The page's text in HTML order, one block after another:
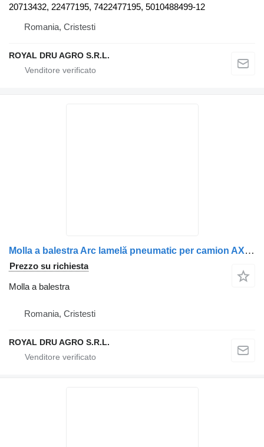
20713432, 22477195, 7422477195, 5010488499-12
Romania, Cristesti
ROYAL DRU AGRO S.R.L.
Molla a balestra Arc lamelă pneumatic per camion AXA remorcii stânga Schmitz 016501-13
Prezzo su richiesta
Molla a balestra
Romania, Cristesti
ROYAL DRU AGRO S.R.L.